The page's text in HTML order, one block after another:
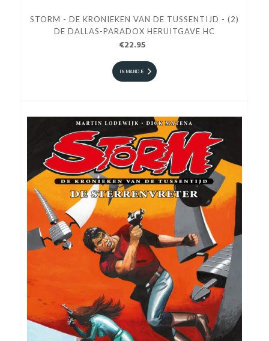
STORM - DE KRONIEKEN VAN DE TUSSENTIJD - (2)
DE DALLAS-PARADOX HERUITGAVE HC
€22.95
IN MANDJE